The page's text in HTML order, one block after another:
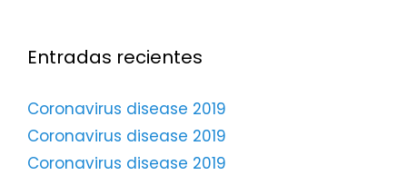
Entradas recientes
Coronavirus disease 2019
Coronavirus disease 2019
Coronavirus disease 2019